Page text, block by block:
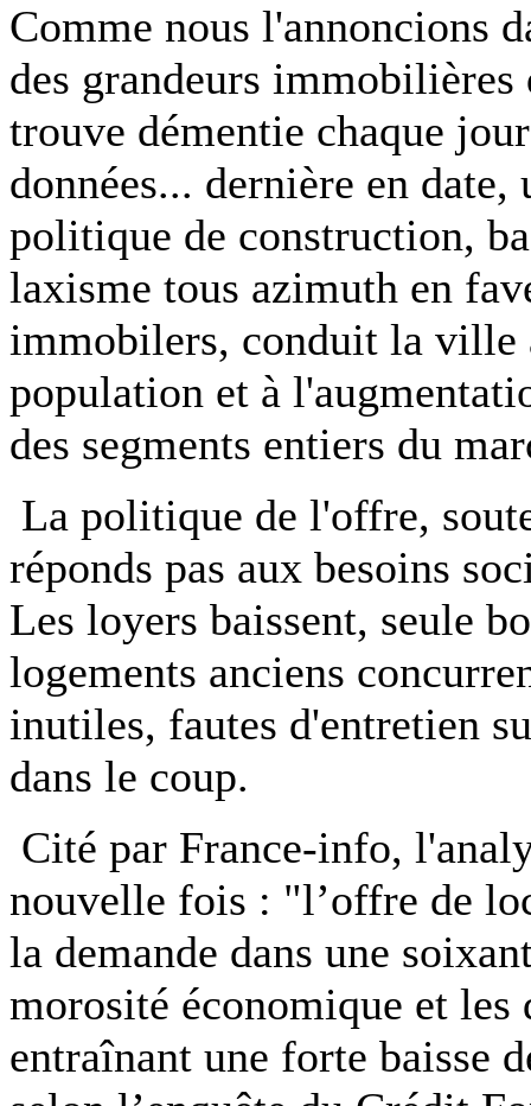
Comme nous l'annoncions
des grandeurs
trouve démentie chaque
données... dernière en
politique de construction,
laxisme tous azimuth en
immobilers, conduit la ville
population et à
des segments entiers du
La politique de l'offre,
réponds pas aux besoins
Les loyers baissent, seule
logements anciens
inutiles, fautes d'entretien
dans le coup.
Cité par France-info,
nouvelle fois : "l’offre de
la demande dans une
morosité économique et
entraînant une forte baisse